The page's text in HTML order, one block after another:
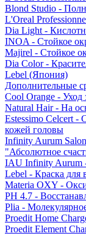
Blond Studio -
L'Oreal
Dia Light -
INOA - Стойкое
Majirel - Стойкое
Dia Color -
Lebel (Япония)
Дополнительные
Cool Orange -
Natural Hair - На
Estessimo Celcert -
кожей головы
Infinity Aurum
"Абсолютное
IAU Infinity Aurum
Lebel - Краска для
Materia OXY -
PH 4.7 -
Plia -
Proedit Home
Proedit Element